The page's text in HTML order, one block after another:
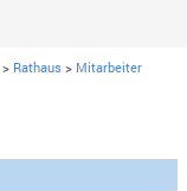
> Rathaus > Mitarbeiter